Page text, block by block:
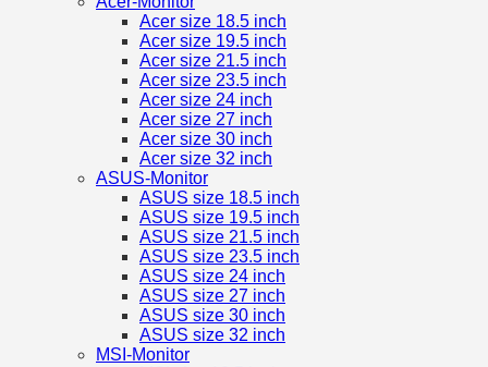
Acer size 18.5 inch
Acer size 19.5 inch
Acer size 21.5 inch
Acer size 23.5 inch
Acer size 24 inch
Acer size 27 inch
Acer size 30 inch
Acer size 32 inch
ASUS-Monitor
ASUS size 18.5 inch
ASUS size 19.5 inch
ASUS size 21.5 inch
ASUS size 23.5 inch
ASUS size 24 inch
ASUS size 27 inch
ASUS size 30 inch
ASUS size 32 inch
MSI-Monitor